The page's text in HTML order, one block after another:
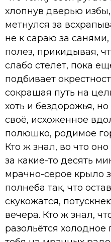
хлопнув дверью
метнулся за
не к сараю за
полез, прикидывая,
слабо стелет, пока
подбивает
сокращая путь на
хоть и бездорожья,
своё, исхоженное
полюшко, родимое
Кто ж знал, во что
за какие-то десять
мрачно-серое крыло
полнеба так, что
скукожатся,
вечера. Кто ж знал,
разольётся холодное